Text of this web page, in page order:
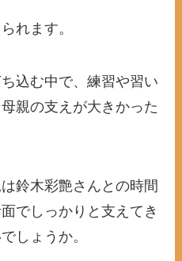
れます。
込む中で、練習や習い
親の支えが大きかった
鈴木彩艶さんとの時間
でしっかりと支えてき
しょうか。